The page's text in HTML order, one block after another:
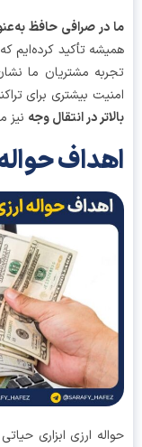
صرافی حافظ به‌عنوان
تأکید کرده‌ایم که خرید
مشتریان ما نشان
بیشتری برای
در انتقال وجهنیز
حواله
ارزی ابزاری حیاتی